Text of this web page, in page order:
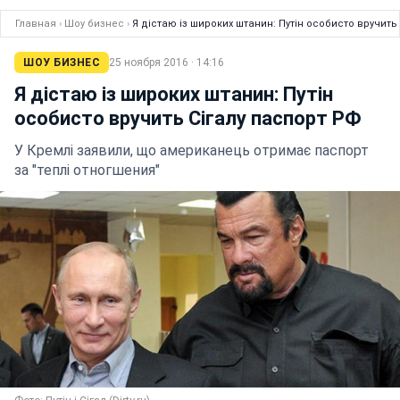
Главная › Шоу бизнес › Я дістаю із широких штанин: Путін особисто
ШОУ БИЗНЕС 25 ноября 2016 · 14:16
Я дістаю із широких штанин: Путін
особисто вручить Сігалу паспорт РФ
У Кремлі заявили, що американець отримає паспорт
за "теплі отногшения"